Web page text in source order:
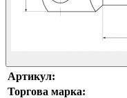
Артикул:
Торгова марка: